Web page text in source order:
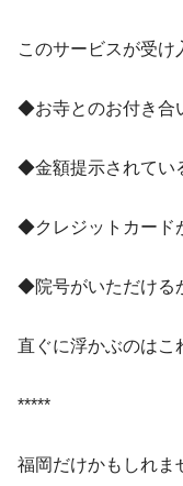
このサービスが受け
◆お寺とのお付き合
◆金額提示されてい
◆クレジットカード
◆院号がいただける
直ぐに浮かぶのはこ
*****
福岡だけかもしれま